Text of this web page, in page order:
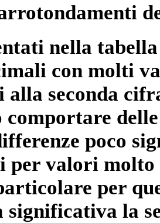
nella
con molti
seconda
comportare
poco
per valori
per
la